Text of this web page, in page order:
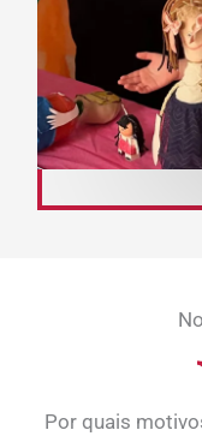
Por quais